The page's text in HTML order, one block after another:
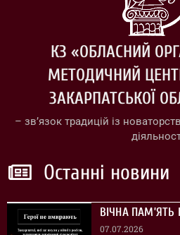
КЗ «ОБЛАСНИЙ
МЕТОДИЧНИЙ
ЗАКАРПАТСЬКОЇ
– зв’язок традицій із
Останні новини
ВІЧНА ПАМ’ЯТЬ
07.07.2026